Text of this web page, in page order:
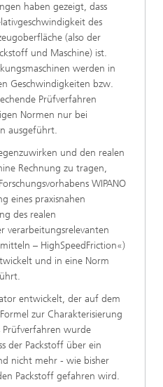
haben gezeigt, dass
des
(also der
und Maschine) ist.
werden in
Geschwindigkeiten bzw.
Prüfverfahren
Normen nur bei
ausgeführt.
und den realen
Rechnung zu tragen,
WIPANO
eines praxisnahen
des realen
verarbeitungsrelevanten
– HighSpeedFriction«)
und in eine Norm
entwickelt, der auf dem
zur Charakterisierung
Prüfverfahren wurde
der Packstoff über ein
nicht mehr - wie bisher
Packstoff gefahren wird.